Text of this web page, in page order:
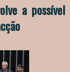
a possível